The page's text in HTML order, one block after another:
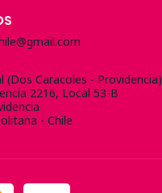
(Dos Caracoles - Providencia)
2216, Local 53-B
- Chile